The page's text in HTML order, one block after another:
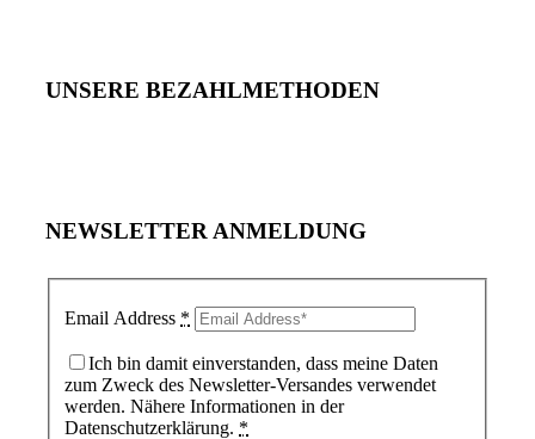
UNSERE BEZAHLMETHODEN
NEWSLETTER ANMELDUNG
Email Address *
Ich bin damit einverstanden, dass meine Daten
zum Zweck des Newsletter-Versandes verwendet
werden. Nähere Informationen in der
Datenschutzerklärung. *